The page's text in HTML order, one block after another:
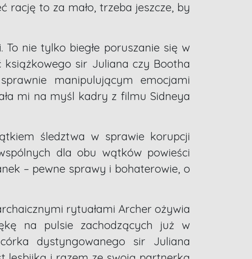
rację to za mało, trzeba jeszcze, by
nie tylko biegłe poruszanie się w
sir Juliana czy Bootha
manipulującym emocjami
mi na myśl kadry z filmu Sidneya
śledztwa w sprawie korupcji
dla obu wątków powieści
– pewne sprawy i bohaterowie, o
rytuałami Archer ożywia
na pulsie zachodzących już w
dystyngowanego sir Juliana